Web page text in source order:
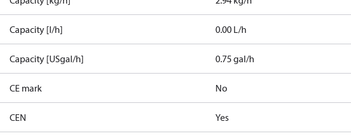
Capacity [l/h] 0.00 L/h
Capacity [USgal/h] 0.75 gal/h
CE mark No
CEN Yes